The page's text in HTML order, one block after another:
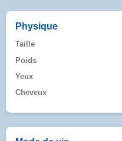
Physique
Taille
Poids
Yeux
Cheveux